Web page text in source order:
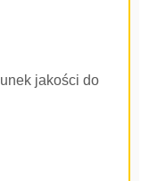
jakości do